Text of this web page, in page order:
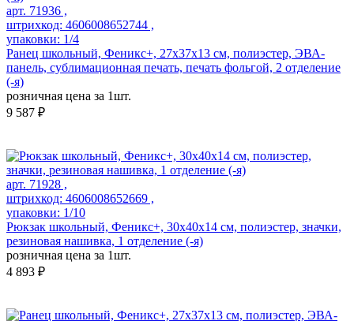
арт. 71936 ,
штрихкод: 4606008652744 ,
упаковки: 1/4
Ранец школьный, Феникс+, 27х37х13 см, полиэстер, ЭВА-
панель, сублимационная печать, печать фольгой, 2 отделение
(-я)
розничная цена за 1шт.
9 587 ₽
арт. 71928 ,
штрихкод: 4606008652669 ,
упаковки: 1/10
Рюкзак школьный, Феникс+, 30х40х14 см, полиэстер, значки,
резиновая нашивка, 1 отделение (-я)
розничная цена за 1шт.
4 893 ₽